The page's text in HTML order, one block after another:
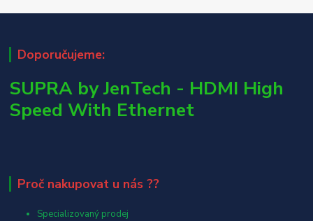
Doporučujeme:
SUPRA by JenTech - HDMI High
Speed With Ethernet
Proč nakupovat u nás ??
Specializovaný prodej